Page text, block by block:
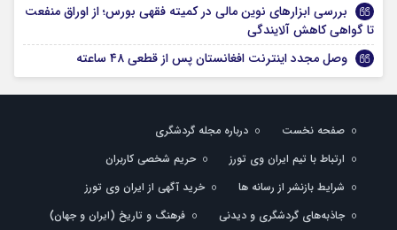
بررسی ابزارهای نوین مالی در کمیته فقهی بورس؛ از اوراق منفعت
تا گواهی کاهش آلایندگی
وصل مجدد اینترنت افغانستان پس از قطعی ۴۸ ساعته
صفحه نخست
درباره مجله گردشگری
ارتباط با تیم ایران وی تورز
حریم شخصی کاربران
شرایط بازنشر از رسانه ها
خرید آگهی از ایران وی تورز
جاذبه‌های گردشگری و دیدنی
فرهنگ و تاریخ (ایران و جهان)